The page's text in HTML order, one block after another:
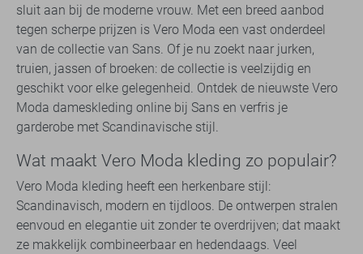
sluit aan bij de moderne vrouw. Met een breed aanbod
tegen scherpe prijzen is Vero Moda een vast onderdeel
van de collectie van Sans. Of je nu zoekt naar jurken,
truien, jassen of broeken: de collectie is veelzijdig en
geschikt voor elke gelegenheid. Ontdek de nieuwste Vero
Moda dameskleding online bij Sans en verfris je
garderobe met Scandinavische stijl.
Wat maakt Vero Moda kleding zo populair?
Vero Moda kleding heeft een herkenbare stijl:
Scandinavisch, modern en tijdloos. De ontwerpen stralen
eenvoud en elegantie uit zonder te overdrijven; dat maakt
ze makkelijk combineerbaar en hedendaags. Veel